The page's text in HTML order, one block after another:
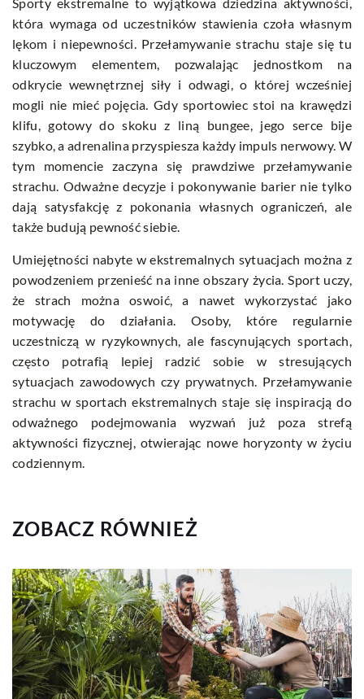
która wymaga od uczestników stawienia czoła własnym
lękom i niepewności. Przełamywanie strachu staje się tu
kluczowym elementem, pozwalając jednostkom na
odkrycie wewnętrznej siły i odwagi, o której wcześniej
mogli nie mieć pojęcia. Gdy sportowiec stoi na krawędzi
klifu, gotowy do skoku z liną bungee, jego serce bije
szybko, a adrenalina przyspiesza każdy impuls nerwowy. W
tym momencie zaczyna się prawdziwe przełamywanie
strachu. Odważne decyzje i pokonywanie barier nie tylko
dają satysfakcję z pokonania własnych ograniczeń, ale
także budują pewność siebie.
Umiejętności nabyte w ekstremalnych sytuacjach można z
powodzeniem przenieść na inne obszary życia. Sport uczy,
że strach można oswoić, a nawet wykorzystać jako
motywację do działania. Osoby, które regularnie
uczestniczą w ryzykownych, ale fascynujących sportach,
często potrafią lepiej radzić sobie w stresujących
sytuacjach zawodowych czy prywatnych. Przełamywanie
strachu w sportach ekstremalnych staje się inspiracją do
odważnego podejmowania wyzwań już poza strefą
aktywności fizycznej, otwierając nowe horyzonty w życiu
codziennym.
ZOBACZ RÓWNIEŻ